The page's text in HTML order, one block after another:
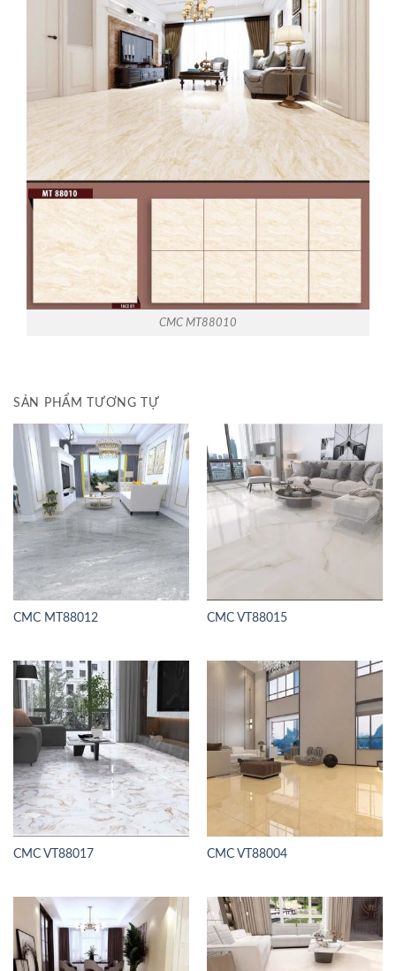
CMC MT88010
SẢN PHẨM TƯƠNG TỰ
CMC MT88012 CMC VT88015
CMC VT88017 CMC VT88004